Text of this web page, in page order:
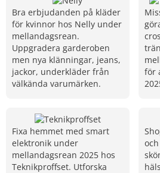
Bra erbjudanden på kläder
för kvinnor hos Nelly under
mellandagsrean.
Uppgradera garderoben
men nya klänningar, jeans,
jackor, underkläder från
välkända varumärken.
för
Fixa hemmet med smart
elektronik under
mellandagsrean 2025 hos
Teknikproffset. Utforska